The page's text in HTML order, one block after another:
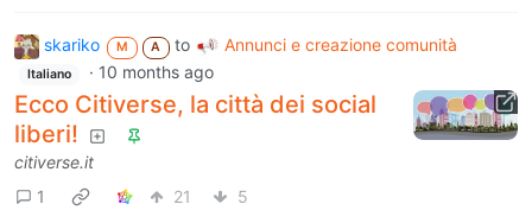
skariko M A to Annunci e creazione comunità
Italiano · 10 months ago
Ecco Citiverse, la città dei social
liberi!
citiverse.it
1
21 5